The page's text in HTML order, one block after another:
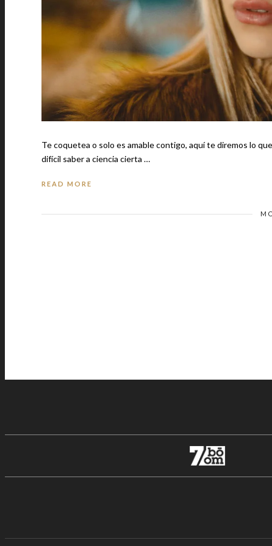
Te coquetea o solo es amable contigo, aquí te diremos lo que tu crush siente por ti… Cuando
difícil saber a ciencia cierta …
READ MORE